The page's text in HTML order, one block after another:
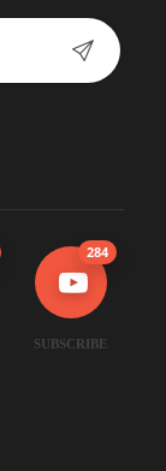
284
SUBSCRIBE